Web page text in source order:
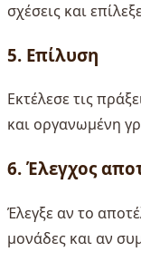
σχέσεις και
5. Επίλυση
Εκτέλεσε τις
και οργανωμένη
6. Έλεγχος
Έλεγξε αν το
μονάδες και αν